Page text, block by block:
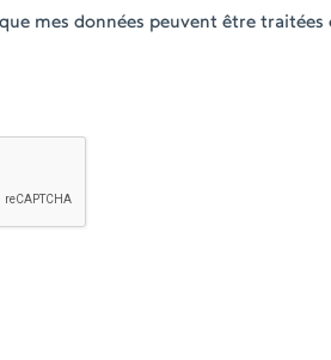
mes données peuvent être